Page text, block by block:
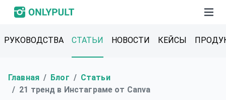
РУКОВОДСТВА СТАТЬИ НОВОСТИ КЕЙСЫ
Главная Блог
Статьи
21 тренд в Инстаграме от Canva